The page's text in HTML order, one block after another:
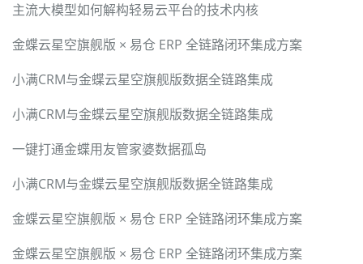
主流大模型如何解构轻易云平台的技术内核
金蝶云星空旗舰版 × 易仓 ERP 全链路闭环集成方案
小满CRM与金蝶云星空旗舰版数据全链路集成
小满CRM与金蝶云星空旗舰版数据全链路集成
一键打通金蝶用友管家婆数据孤岛
小满CRM与金蝶云星空旗舰版数据全链路集成
金蝶云星空旗舰版 × 易仓 ERP 全链路闭环集成方案
金蝶云星空旗舰版 × 易仓 ERP 全链路闭环集成方案